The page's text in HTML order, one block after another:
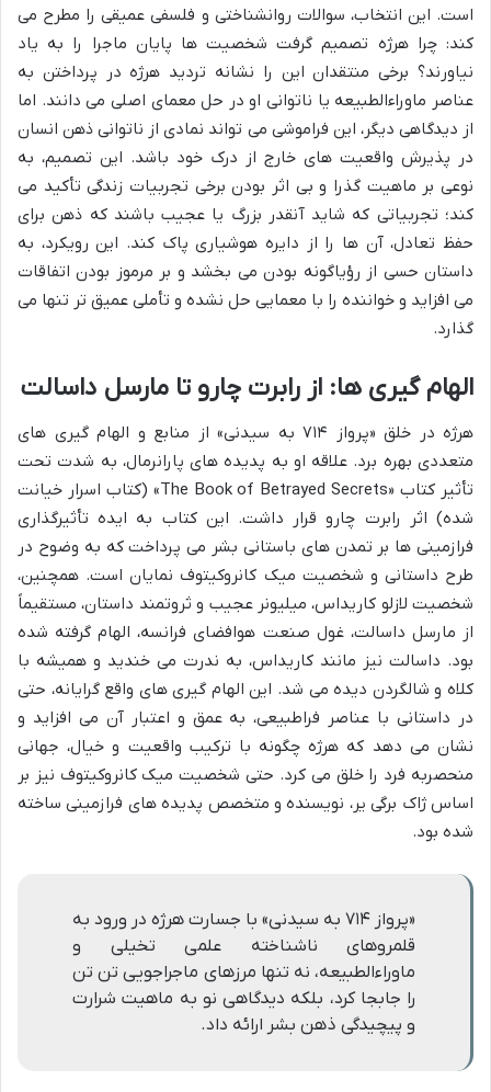
است. این انتخاب، سوالات روانشناختی و فلسفی عمیقی را مطرح می
کند: چرا هرژه تصمیم گرفت شخصیت ها پایان ماجرا را به یاد
نیاورند؟ برخی منتقدان این را نشانه تردید هرژه در پرداختن به
عناصر ماوراءالطبیعه یا ناتوانی او در حل معمای اصلی می دانند. اما
از دیدگاهی دیگر، این فراموشی می تواند نمادی از ناتوانی ذهن انسان
در پذیرش واقعیت های خارج از درک خود باشد. این تصمیم، به
نوعی بر ماهیت گذرا و بی اثر بودن برخی تجربیات زندگی تأکید می
کند؛ تجربیاتی که شاید آنقدر بزرگ یا عجیب باشند که ذهن برای
حفظ تعادل، آن ها را از دایره هوشیاری پاک کند. این رویکرد، به
داستان حسی از رؤیاگونه بودن می بخشد و بر مرموز بودن اتفاقات
می افزاید و خواننده را با معمایی حل نشده و تأملی عمیق تر تنها می
گذارد.
الهام گیری ها: از رابرت چارو تا مارسل داسالت
هرژه در خلق «پرواز ۷۱۴ به سیدنی» از منابع و الهام گیری های
متعددی بهره برد. علاقه او به پدیده های پارانرمال، به شدت تحت
تأثیر کتاب «The Book of Betrayed Secrets» (کتاب اسرار خیانت
شده) اثر رابرت چارو قرار داشت. این کتاب به ایده تأثیرگذاری
فرازمینی ها بر تمدن های باستانی بشر می پرداخت که به وضوح در
طرح داستانی و شخصیت میک کانروکیتوف نمایان است. همچنین،
شخصیت لازلو کاریداس، میلیونر عجیب و ثروتمند داستان، مستقیماً
از مارسل داسالت، غول صنعت هوافضای فرانسه، الهام گرفته شده
بود. داسالت نیز مانند کاریداس، به ندرت می خندید و همیشه با
کلاه و شالگردن دیده می شد. این الهام گیری های واقع گرایانه، حتی
در داستانی با عناصر فراطبیعی، به عمق و اعتبار آن می افزاید و
نشان می دهد که هرژه چگونه با ترکیب واقعیت و خیال، جهانی
منحصربه فرد را خلق می کرد. حتی شخصیت میک کانروکیتوف نیز بر
اساس ژاک برگی یر، نویسنده و متخصص پدیده های فرازمینی ساخته
شده بود.
«پرواز ۷۱۴ به سیدنی» با جسارت هرژه در ورود به
قلمروهای ناشناخته علمی تخیلی و
ماوراءالطبیعه، نه تنها مرزهای ماجراجویی تن تن
را جابجا کرد، بلکه دیدگاهی نو به ماهیت شرارت
و پیچیدگی ذهن بشر ارائه داد.